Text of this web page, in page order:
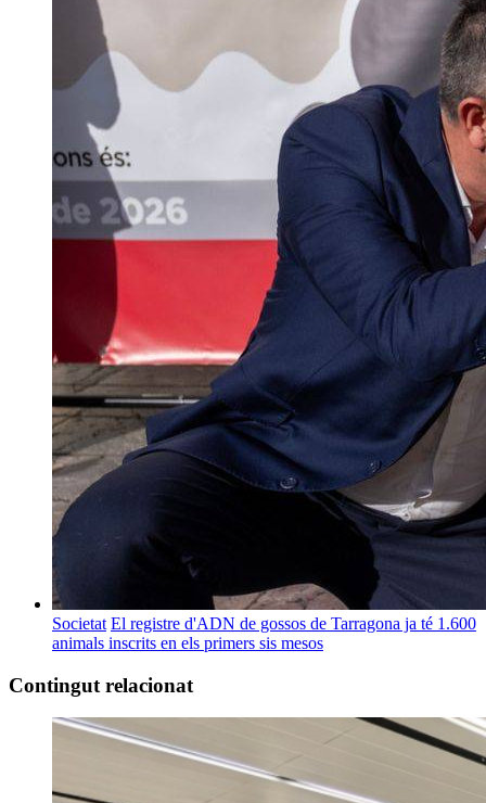
Societat El registre d'ADN de gossos de Tarragona ja té 1.600
animals inscrits en els primers sis mesos
Contingut relacionat